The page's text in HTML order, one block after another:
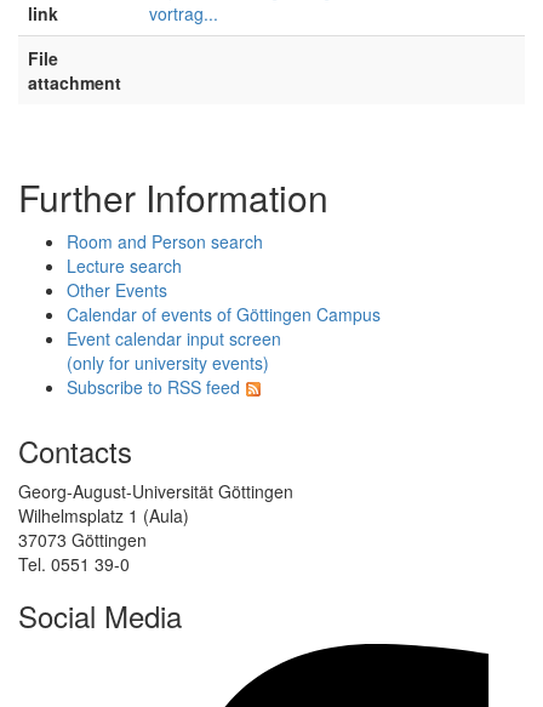
link
vortrag...
File
attachment
Further Information
Room and Person search
Lecture search
Other Events
Calendar of events of Göttingen Campus
Event calendar input screen
(only for university events)
Subscribe to RSS feed
Contacts
Georg-August-Universität Göttingen
Wilhelmsplatz 1 (Aula)
37073 Göttingen
Tel. 0551 39-0
Social Media